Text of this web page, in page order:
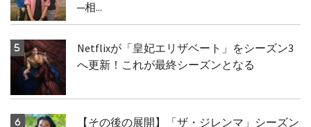
─相...
Netflixが「皇妃エリザベート」をシーズン3
へ更新！これが最終シーズンとなる
【その後の展開】「ザ・ジレンマ」シーズン